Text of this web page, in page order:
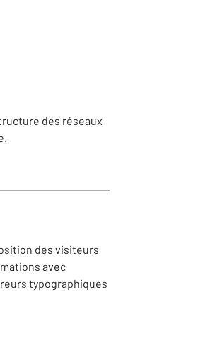
des réseaux
des visiteurs
avec
typographiques